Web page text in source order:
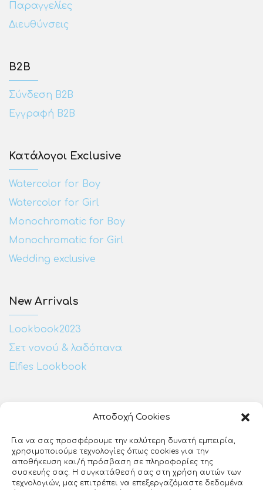
Αποδοχή Cookies
Για να σας προσφέρουμε την καλύτερη δυνατή εμπειρία,
χρησιμοποιούμε τεχνολογίες όπως cookies για την
αποθήκευση και/ή πρόσβαση σε πληροφορίες της
συσκευής σας. Η συγκατάθεσή σας στη χρήση αυτών των
τεχνολογιών, μας επιτρέπει να επεξεργαζόμαστε δεδομένα
Παραγγελίες
Διευθύνσεις
Β2Β
Σύνδεση Β2Β
Εγγραφή Β2Β
Κατάλογοι Exclusive
Watercolor for Boy
Watercolor for Girl
Monochromatic for Boy
Monochromatic for Girl
Wedding exclusive
New Arrivals
Lookbook2023
Σετ νονού & λαδόπανα
Elfies Lookbook
ΕΡΤ3
Θεσσαλονίκη, 54640
23140 27510